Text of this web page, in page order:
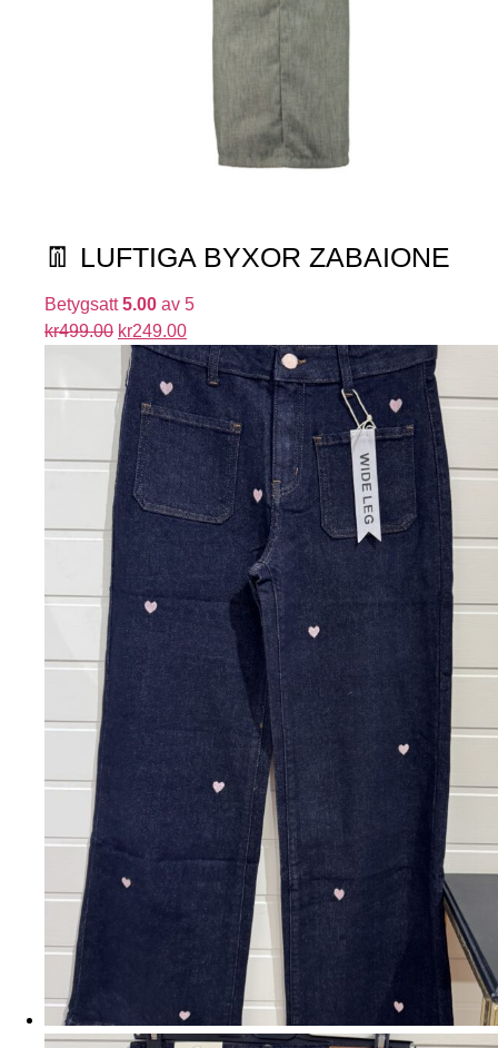
👖 LUFTIGA BYXOR ZABAIONE
Betygsatt5.00 av 5
kr499.00 kr249.00